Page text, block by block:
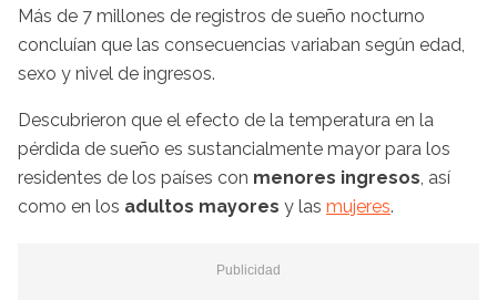
Más de 7 millones de registros de sueño nocturno
concluían que las consecuencias variaban según edad,
sexo y nivel de ingresos.
Descubrieron que el efecto de la temperatura en la
pérdida de sueño es sustancialmente mayor para los
residentes de los países con menores ingresos, así
como en los adultos mayores y las mujeres.